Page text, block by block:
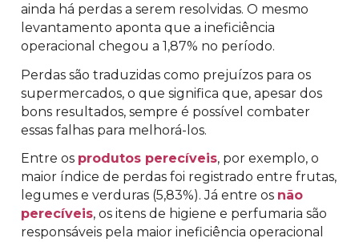
ainda há perdas a serem resolvidas. O mesmo
levantamento aponta que a ineficiência
operacional chegou a 1,87% no período.
Perdas são traduzidas como prejuízos para os
supermercados, o que significa que, apesar dos
bons resultados, sempre é possível combater
essas falhas para melhorá-los.
Entre os produtos perecíveis, por exemplo, o
maior índice de perdas foi registrado entre frutas,
legumes e verduras (5,83%). Já entre os não
perecíveis, os itens de higiene e perfumaria são
responsáveis pela maior ineficiência operacional